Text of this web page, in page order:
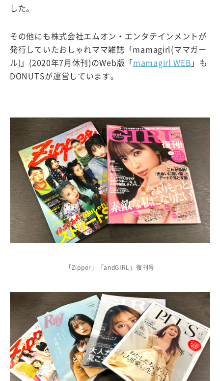
した。
その他にも株式会社エムオン・エンタテインメントが
発行していたおしゃれママ雑誌「mamagirl(ママガー
ル)」(2020年7月休刊)のWeb版「 mamagirl WEB 」も
DONUTSが運営しています。
「Zipper」「andGIRL」復刊号